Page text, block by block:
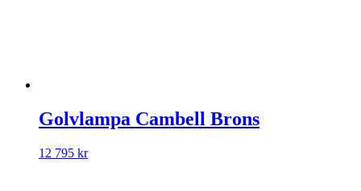
Golvlampa Cambell Brons
12 795 kr